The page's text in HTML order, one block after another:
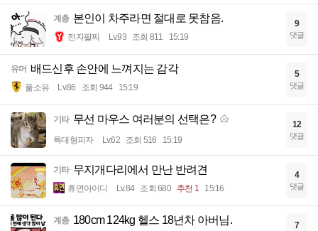
계층 본인이 차주라면 절대로 못참음.
전자팔찌 Lv.93 조회 811 15:19
9
댓글
유머 배드신후 손안에 느껴지는 감각
풀소유 Lv.86 조회 944 15:19
5
댓글
기타 무선 마우스 여러분의 선택은?
특대형피자 Lv.62 조회 516 15:19
12
댓글
기타 무지개다리에서 만난 반려견
휴면아이디 Lv.84 조회 680 추천 1 15:16
4
댓글
계층 180cm 124kg 헬스 18년차 아버님. 7